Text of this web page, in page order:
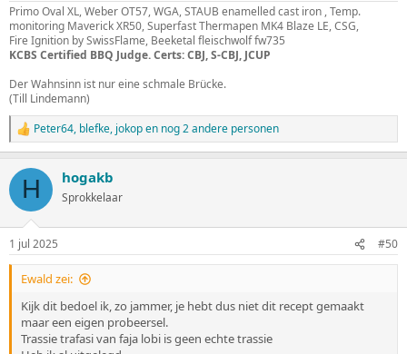
Primo Oval XL, Weber OT57, WGA, STAUB enamelled cast iron , Temp.
monitoring Maverick XR50, Superfast Thermapen MK4 Blaze LE, CSG,
Fire Ignition by SwissFlame, Beeketal fleischwolf fw735
KCBS Certified BBQ Judge. Certs: CBJ, S-CBJ, JCUP
Der Wahnsinn ist nur eine schmale Brücke.
(Till Lindemann)
W
a
r
e
n
g
Peter64, blefke, jokopen nog 2 andere personen
H hogakb
Sprokkelaar
1 jul 2025 #50
Ewald zei:
Kijk dit bedoel ik, zo jammer, je hebt dus niet dit recept gemaakt
maar een eigen probeersel.
Trassie trafasi van faja lobi is geen echte trassie